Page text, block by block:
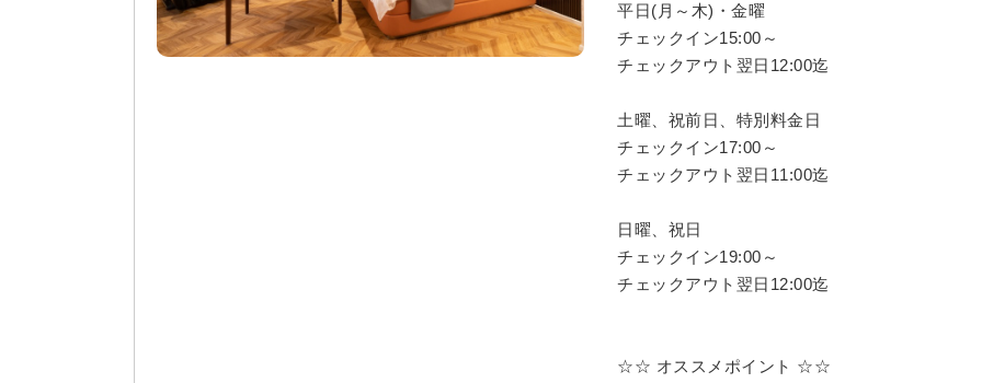
平日(月～木)・金曜
チェックイン15:00～
チェックアウト翌日12:00迄
土曜、祝前日、特別料金日
チェックイン17:00～
チェックアウト翌日11:00迄
日曜、祝日
チェックイン19:00～
チェックアウト翌日12:00迄
☆☆ オススメポイント ☆☆